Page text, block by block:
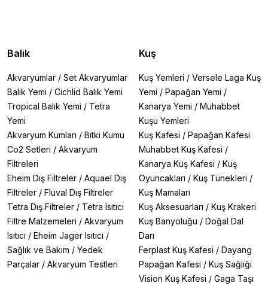
Balık
Akvaryumlar / Set Akvaryumlar
Balık Yemi / Cichlid Balık Yemi
Tropical Balık Yemi / Tetra
Yemi
Akvaryum Kumları / Bitki Kumu
Co2 Setleri / Akvaryum
Filtreleri
Eheim Dış Filtreler / Aquael Dış
Filtreler / Fluval Dış Filtreler
Tetra Dış Filtreler / Tetra Isıtıcı
Filtre Malzemeleri / Akvaryum
Isıtıcı / Eheim Jager Isıtıcı /
Sağlık ve Bakım / Yedek
Parçalar / Akvaryum Testleri
Kuş
Kuş Yemleri / Versele Laga Kuş
Yemi / Papağan Yemi /
Kanarya Yemi / Muhabbet
Kuşu Yemleri
Kuş Kafesi / Papağan Kafesi
Muhabbet Kuş Kafesi /
Kanarya Kuş Kafesi / Kuş
Oyuncakları / Kuş Tünekleri /
Kuş Mamaları
Kuş Aksesuarları / Kuş Krakeri
Kuş Banyoluğu / Doğal Dal
Darı
Ferplast Kuş Kafesi / Dayang
Papağan Kafesi / Kuş Sağlığı
Vision Kuş Kafesi / Gaga Taşı